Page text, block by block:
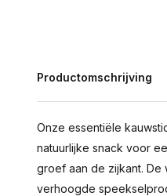
Productomschrijving
Onze essentiële
natuurlijke snack voor
groef aan de zijkant. De
verhoogde